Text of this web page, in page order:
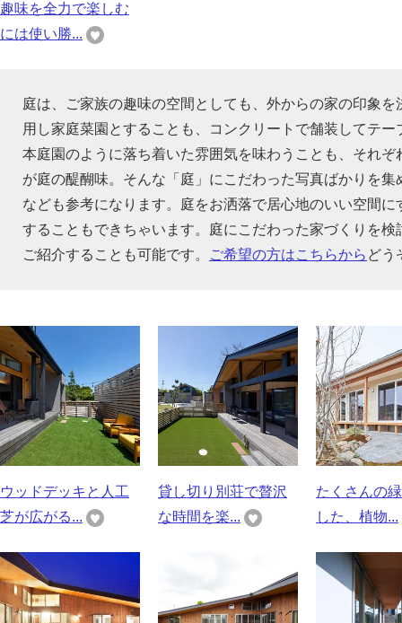
趣味を全力で楽しむ
には使い勝...
庭は、ご家族の趣味の空間としても、外からの家の印象
用し家庭菜園とすることも、コンクリートで舗装してテ
本庭園のように落ち着いた雰囲気を味わうことも、それ
が庭の醍醐味。そんな「庭」にこだわった写真ばかりを
なども参考になります。庭をお洒落で居心地のいい空間
することもできちゃいます。庭にこだわった家づくりを
ご紹介することも可能です。
ご希望の方はこちらから どう
ウッドデッキと人工
芝が広がる...
貸し切り別荘で贅沢
な時間を楽...
たくさんの
した、植物...